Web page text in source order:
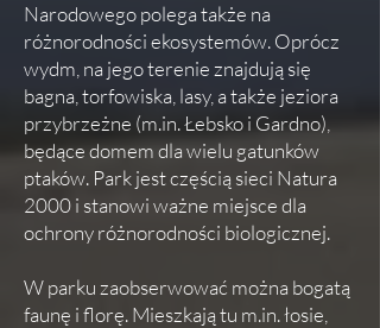
Narodowego polega także na
różnorodności ekosystemów. Oprócz
wydm, na jego terenie znajdują się
bagna, torfowiska, lasy, a także jeziora
przybrzeżne (m.in. Łebsko i Gardno),
będące domem dla wielu gatunków
ptaków. Park jest częścią sieci Natura
2000 i stanowi ważne miejsce dla
ochrony różnorodności biologicznej.
W parku zaobserwować można bogatą
faunę i florę. Mieszkają tu m.in. łosie,